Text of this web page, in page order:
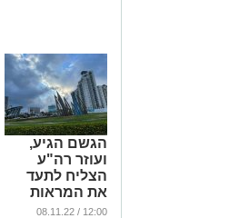
הגשם הגיע,
ועוזר רה"ע
הצליח לתעד
את המראות
...
12:00 / 08.11.22